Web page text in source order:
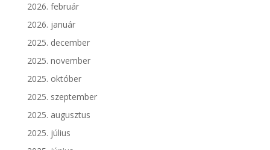
2026. február
2026. január
2025. december
2025. november
2025. október
2025. szeptember
2025. augusztus
2025. július